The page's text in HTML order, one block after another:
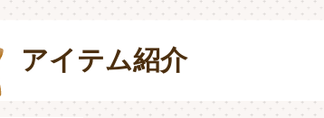
アイテム紹介